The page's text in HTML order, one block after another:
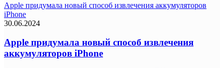
Apple придумала новый способ извлечения аккумуляторов
iPhone
30.06.2024
Apple придумала новый способ извлечения
аккумуляторов iPhone